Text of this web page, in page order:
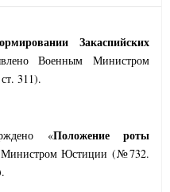
Закаспийских
Военным Министром
311).
«Положение роты
Министром Юстиции (№732.